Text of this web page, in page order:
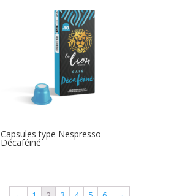
Capsules type Nespresso –
Décaféiné